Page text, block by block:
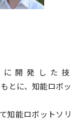
開発した技
とに、知能ロボ
知能ロボットソ